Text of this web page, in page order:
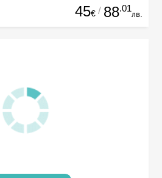
45€ / 88.01
лв.